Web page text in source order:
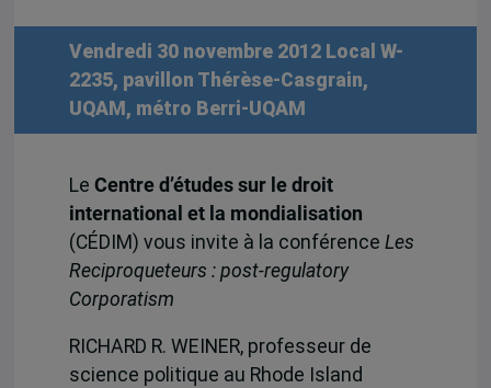
Vendredi 30 novembre 2012 Local W-
2235, pavillon Thérèse-Casgrain,
UQAM, métro Berri-UQAM
Le Centre d’études sur le droit
international et la mondialisation
(CÉDIM) vous invite à la conférence Les
Reciproqueteurs : post-regulatory
Corporatism
RICHARD R. WEINER, professeur de
science politique au Rhode Island